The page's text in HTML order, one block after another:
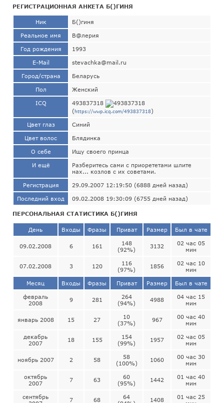
РЕГИСТРАЦИОННАЯ АНКЕТА Б()ГИНЯ
Ник Б()гиня
Реальное имя В@лерия
Год рождения 1993
E-Mail stevachka@mail.ru
Город/страна Беларусь
Пол Женский
ICQ
493837318
(https://wwp.icq.com/493837318)
Цвет глаз Синий
Цвет волос Блядинка
О себе Ищу своего принца
И ещё
Разберитесь сами с приорететами шлите
нах... козлов с их советами.
Регистрация 29.09.2007 12:19:50 (6888 дней назад)
Последний вход 09.02.2008 19:30:09 (6755 дней назад)
ПЕРСОНАЛЬНАЯ СТАТИСТИКА Б()ГИНЯ
День Входы Фразы Приват Размер Был в чате
09.02.2008 6 161
148
(92%)
3132
02 час 05
мин
07.02.2008 3 120
116
(97%)
1856
02 час 10
мин
Месяц Входы Фразы Приват Размер Был в чате
февраль
2008
9 281
264
(94%)
4988
04 час 15
мин
январь 2008 15 27
10
(37%)
967
00 час 40
мин
декабрь
2007
18 155
154
(99%)
1957
02 час 05
мин
ноябрь 2007 2 58
58
(100%)
1060
00 час 30
мин
октябрь
2007
7 63
60
(95%)
1442
01 час 40
мин
сентябрь
7 68
64
1408
01 час 25